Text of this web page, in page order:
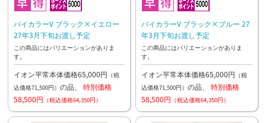
バイカラーV ブラック×イエロー
27年3月下旬お渡し予定
この商品にはバリエーションがありま
す。
イオン平常本体価格65,000円 （税
込価格71,500円） の品、 特別価格
58,500円 （税込価格64,350円）
バイカラーV ブラック×ブルー 27
年3月下旬お渡し予定
この商品にはバリエーションがありま
す。
イオン平常本体価格65,000円 （税
込価格71,500円） の品、 特別価格
58,500円 （税込価格64,350円）